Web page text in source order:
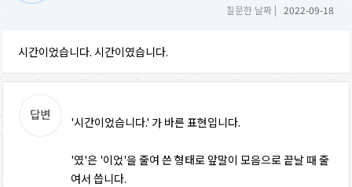
질문한 날짜 | 2022-09-18
시간이었습니다. 시간이였습니다.
'시간이었습니다.' 가 바른 표현입니다.
'였'은 '이었'을 줄여 쓴 형태로 앞말이 모음으로 끝날 때 줄
여서 씁니다.